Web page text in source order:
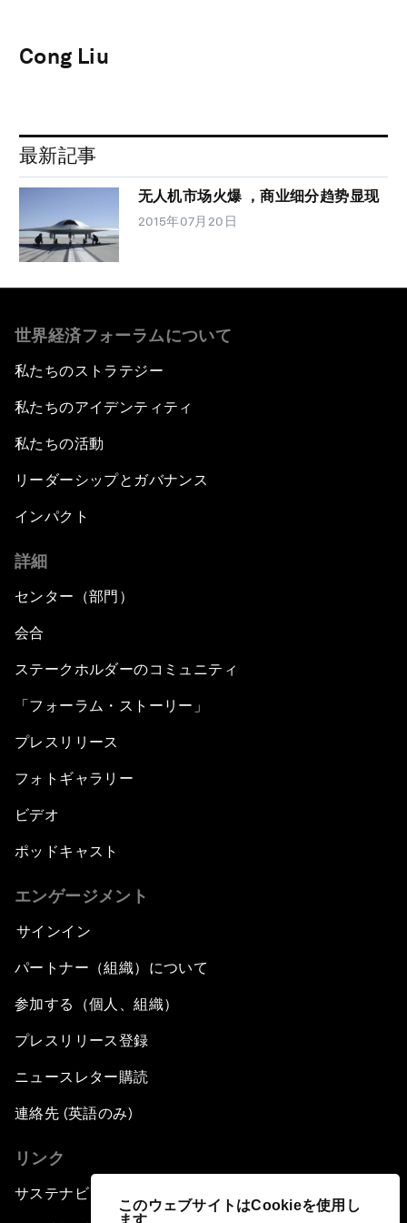
このウェブサイトはCookieを使用し
ます
Cong Liu
最新記事
无人机市场火爆 ，商业细分趋势显现
2015年07月20日
世界経済フォーラムについて
私たちのストラテジー
私たちのアイデンティティ
私たちの活動
リーダーシップとガバナンス
インパクト
詳細
センター（部門）
会合
ステークホルダーのコミュニティ
「フォーラム・ストーリー」
プレスリリース
フォトギャラリー
ビデオ
ポッドキャスト
エンゲージメント
サインイン
パートナー（組織）について
参加する（個人、組織）
プレスリリース登録
ニュースレター購読
連絡先 (英語のみ)
リンク
サステナビリティへの取り組み